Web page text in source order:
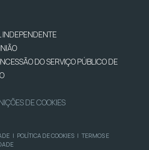
INDEPENDENTE
DO SERVIÇO PÚBLICO DE
DE COOKIES
| POLÍTICA DE COOKIES | TERMOS E